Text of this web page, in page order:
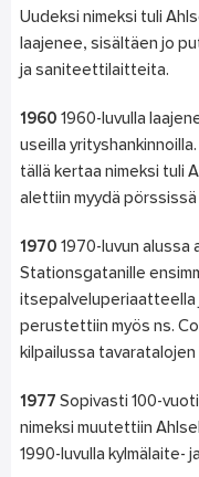
Uudeksi nimeksi tuli
laajenee, sisältäen jo
ja saniteettilaitteita.
1960 1960-luvulla
useilla
tällä kertaa nimeksi tuli
alettiin myydä pörssissä
1970 1970-luvun alussa
Stationsgatanille
itsepalveluperiaatteella
perustettiin myös ns.
kilpailussa tavaratalojen
1977 Sopivasti 100-
nimeksi muutettiin
1990-luvulla kylmälaite-